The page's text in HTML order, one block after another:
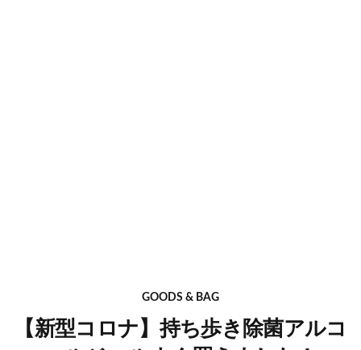
GOODS & BAG
【新型コロナ】持ち歩き除菌アルコ